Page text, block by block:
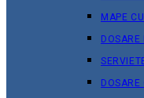
MAPE
DOSARE
DOSARE